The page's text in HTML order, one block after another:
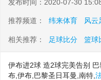
发布时间：2020-07-30
推荐频道： 纬来体育 风云
相关推荐： 足球比分 篮球
伊布进2球 造2球完美告别
布,伊布,巴黎圣日耳曼,南特,